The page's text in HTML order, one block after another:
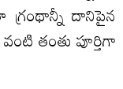
గ్రంథాన్నీ దానిపైన
తంతు పూర్తిగా